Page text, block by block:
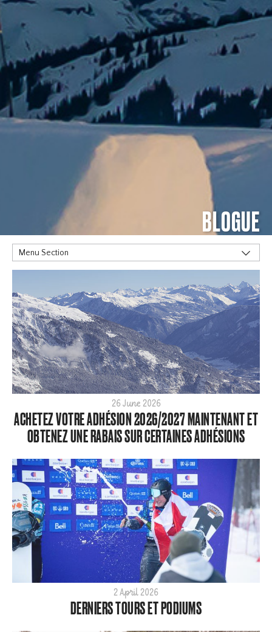
BLOGUE
Menu Section
Alpine
Big Air
Flat Planet
Halfpipe
Home
Olympics
SBX
ShredTheNorth
Snow
Style
Tech
World Cup
ARCHIVE
26 June 2026
ACHETEZ VOTRE ADHÉSION 2026/2027 MAINTENANT ET
OBTENEZ UNE RABAIS SUR CERTAINES ADHÉSIONS
2 April 2026
DERNIERS TOURS ET PODIUMS